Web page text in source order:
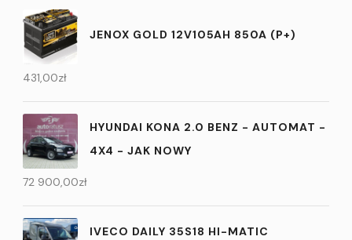
JENOX GOLD 12V105AH 850A (P+)
431,00zł
HYUNDAI KONA 2.0 BENZ - AUTOMAT -
4X4 - JAK NOWY
72 900,00zł
IVECO DAILY 35S18 HI-MATIC